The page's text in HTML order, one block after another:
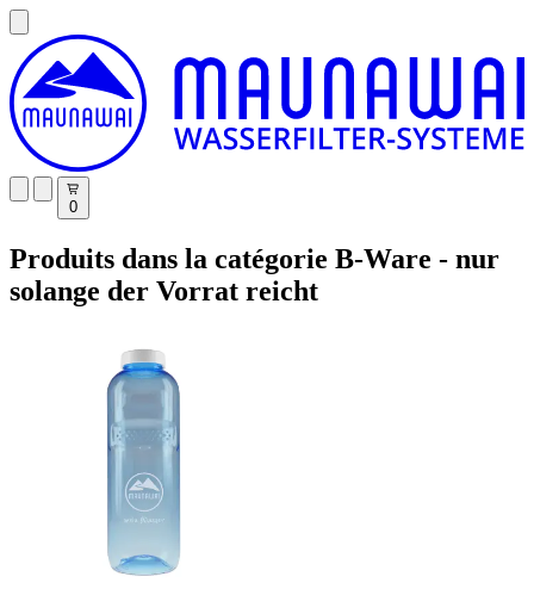
0
Produits dans la catégorie B-Ware - nur
solange der Vorrat reicht